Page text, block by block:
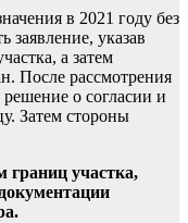
в 2021 году без
заявление, указав
а затем
После рассмотрения
о согласии и
Затем стороны
границ участка,